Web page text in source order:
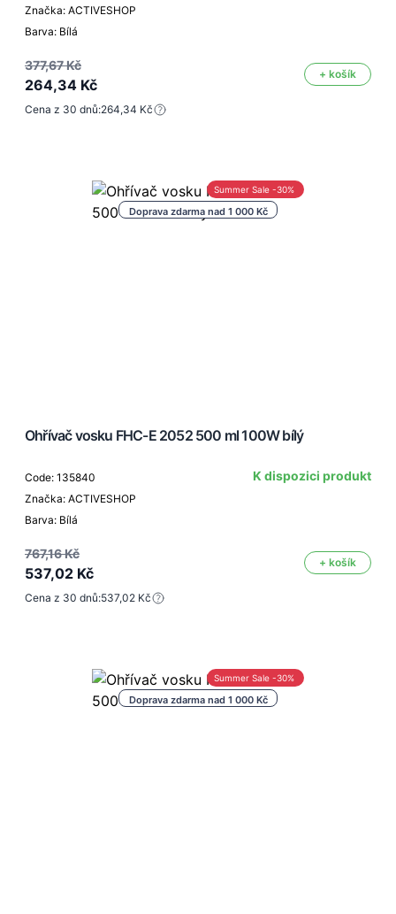
Značka: ACTIVESHOP
Barva: Bílá
377,67 Kč
264,34 Kč
+ košík
Cena z 30 dnů:264,34 Kč
Doprava zdarma nad 1 000 Kč
Summer Sale -30%
Ohřívač vosku FHC-E 2052 500 ml 100W bílý
Code: 135840
Značka: ACTIVESHOP
Barva: Bílá
K dispozici produkt
767,16 Kč
537,02 Kč
+ košík
Cena z 30 dnů:537,02 Kč
Doprava zdarma nad 1 000 Kč
Summer Sale -30%